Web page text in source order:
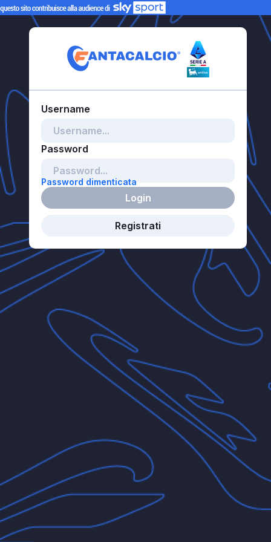
Password dimenticata
Login
Registrati